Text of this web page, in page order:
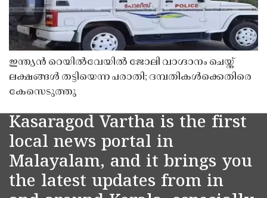
ഇന്ത്യൻ റെയിൽവേയിൽ ജോലി വാഗ്ദാനം ചെയ്ത്
ലക്ഷങ്ങൾ തട്ടിയെന്ന പരാതി; ദമ്പതികൾക്കെതിരെ
കേസെടുത്തു
Kasaragod Vartha is the first
local news portal in
Malayalam, and it brings you
the latest updates from in